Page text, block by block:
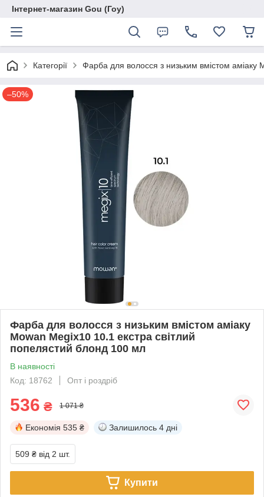
Інтернет-магазин Gou (Гоу)
Категорії Фарба для волосся з низьким вмістом аміаку
–50%
Фарба для волосся з низьким вмістом аміаку
Mowan Megix10 10.1 екстра світлий
попелястий блонд 100 мл
В наявності
Код: 18762
Опт і роздріб
536 ₴ 1 071 ₴
Економія 535 ₴ Залишилось 4 дні
509 ₴ від 2 шт.
Купити